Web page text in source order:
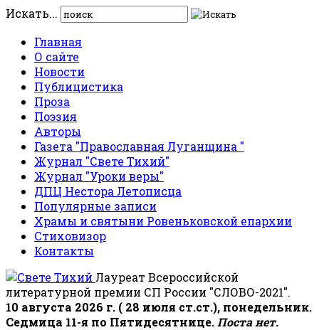
Искать...
Главная
О сайте
Новости
Публицистика
Проза
Поэзия
Авторы
Газета "Православная Луганщина "
Журнал "Свете Тихий"
Журнал "Уроки веры"
ДПЦ Нестора Летописца
Популярные записи
Храмы и святыни Ровеньковской епархии
Стиховизор
Контакты
Лауреат Всероссийской
литературной премии СП России "СЛОВО-2021".
10 августа 2026 г. ( 28 июля ст.ст.), понедельник.
Седмица 11-я по Пятидесятнице. Поста нет.